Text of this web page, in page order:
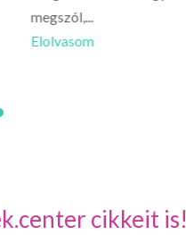
megszól,...
Elolvasom
cikkeit is!